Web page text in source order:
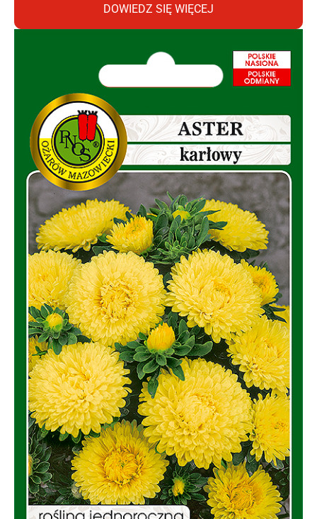
DOWIEDZ SIĘ WIĘCEJ